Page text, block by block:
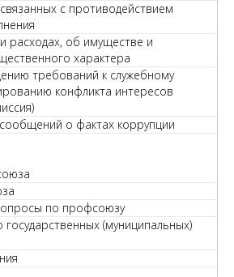
с противодействием
расходах, об имуществе и
характера
требований к служебному
конфликта интересов
о фактах коррупции
по профсоюзу
(муниципальных)